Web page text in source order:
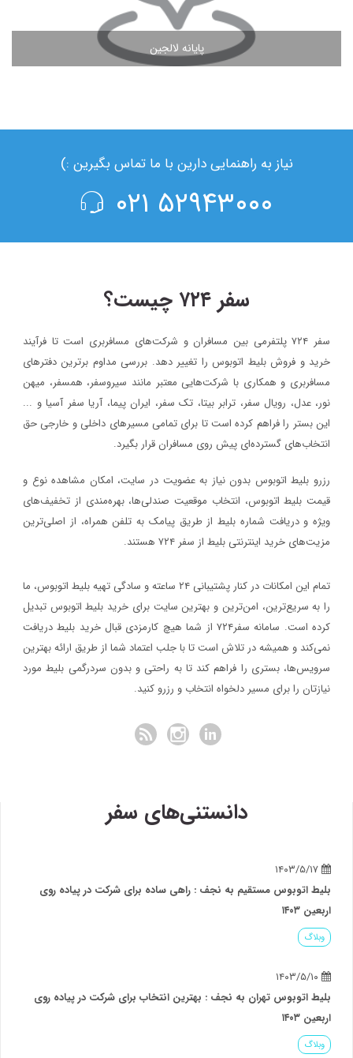
پایانه لالجین
مشاهده ادامه مطلب
نیاز به راهنمایی دارین با ما تماس بگیرین :)
۵۲۹۴۳۰۰۰ ۰۲۱
سفر ۷۲۴ چیست؟
سفر ۷۲۴ پلتفرمی بین مسافران و شرکت‌های مسافربری است تا فرآیند
خرید و فروش بلیط اتوبوس را تغییر دهد. بررسی مداوم برترین دفترهای
مسافربری و همکاری با شرکت‌هایی معتبر مانند سیروسفر، همسفر، میهن‌
نور، عدل، رویال سفر، ترابر بیتا، تک سفر، ایران پیما، آریا سفر آسیا و ...
این بستر را فراهم کرده است تا برای تمامی مسیرهای داخلی و خارجی حق
انتخاب‌های گسترده‌ای پیش روی مسافران قرار بگیرد.
رزرو بلیط اتوبوس بدون نیاز به عضویت در سایت، امکان مشاهده نوع و
قیمت بلیط اتوبوس، انتخاب موقعیت صندلی‌ها، بهره‌مندی از تخفیف‌های
ویژه و دریافت شماره‌ بلیط از طریق پیامک به تلفن همراه، از اصلی‌ترین
مزیت‌های خرید اینترنتی بلیط از سفر ۷۲۴ هستند.
تمام این امکانات در کنار پشتیبانی‌ ۲۴ ساعته و سادگی تهیه بلیط اتوبوس، ما
را به سریع‌ترین، امن‌ترین و بهترین سایت برای خرید بلیط اتوبوس تبدیل
کرده است. سامانه سفر۷۲۴ از شما هیچ کارمزدی قبال خرید بلیط دریافت
نمی‌کند و همیشه در تلاش است تا با جلب اعتماد شما از طریق ارائه بهترین
سرویس‌ها، بستری را فراهم کند تا به راحتی و بدون سردرگمی بلیط مورد
نیازتان را برای مسیر دلخواه انتخاب و رزرو کنید.
دانستنی‌های سفر
بلیط اتوبوس مستقیم به نجف : راهی ساده برای شرکت در پیاده روی
اربعین ۱۴۰۳
وبلاگ
بلیط اتوبوس تهران به نجف : بهترین انتخاب برای شرکت در پیاده روی
اربعین ۱۴۰۳
وبلاگ